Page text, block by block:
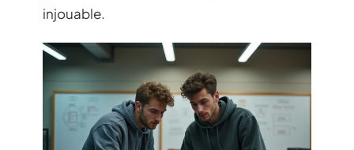
injouable.